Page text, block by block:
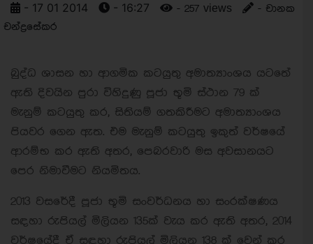
- 17 01 2014 - 16:27 - 257 views
- චානක
චන්ද්‍රසේකර
බුද්ධ ශාසන හා ආගමික කටයුතු අමාත්‍යාංශය යටතේ
ඇති දිවයින පුරා විහිදුණු පූජා භූමි ස්ථාන 79 ක්
මැනුම් කටයුතු කර, සිතියම් ගතකිරීමට අමාත්‍යාංශය
පියවර ගෙන ඇත. එම මැනුම් කටයුතු ඉකුත් වර්ෂයේ
ආරම්භ කර ඇති අතර, පෙබරවාරි මස අවසානයට
පෙර නිමාවීමට නියමිතය.
2013 වසරේදී පූජා භූමි සංවර්ධනය හා සංරක්ෂණය
සඳහා රුපියල් මිලියන 135ක් වැය කර ඇති අතර, 2014
වර්ෂයේදී ඒ සඳහා රුපියල් මිලියන 138 ක් වෙන් කර